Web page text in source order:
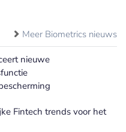
Meer Biometrics nieuws
nieuwe
Fintech trends voor het